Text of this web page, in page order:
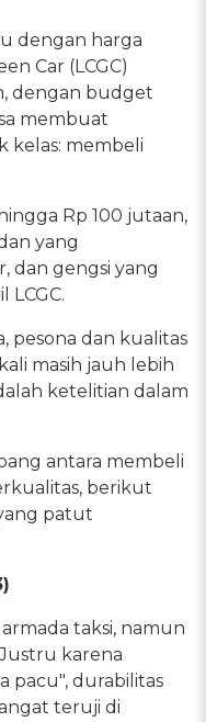
dengan harga
Car (LCGC)
dengan budget
membuat
kelas: membeli
Rp 100 jutaan,
yang
dan gengsi yang
LCGC.
pesona dan kualitas
masih jauh lebih
ketelitian dalam
antara membeli
berikut
patut
taksi, namun
karena
pacu", durabilitas
teruji di